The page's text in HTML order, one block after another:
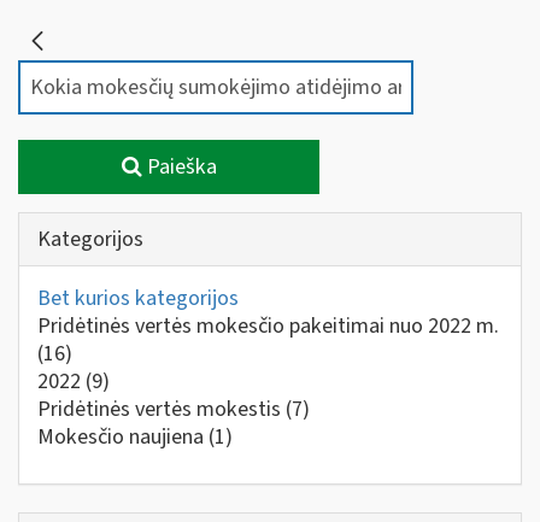
Paieška
Kategorijos
Bet kurios kategorijos
Pridėtinės vertės mokesčio pakeitimai nuo 2022 m.
(16)
2022 (9)
Pridėtinės vertės mokestis (7)
Mokesčio naujiena (1)